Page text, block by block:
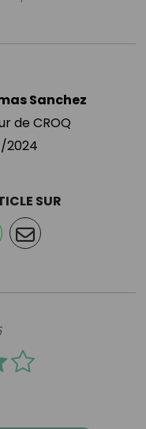
Sanchez
de CROQ
2024
SUR